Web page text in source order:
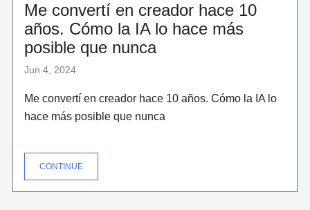
Me convertí en creador hace 10
años. Cómo la IA lo hace más
posible que nunca
Jun 4, 2024
Me convertí en creador hace 10 años. Cómo la IA lo
hace más posible que nunca
CONTINUE"ME
EN
CREADOR